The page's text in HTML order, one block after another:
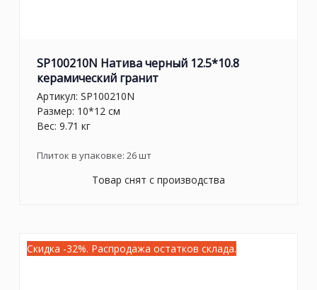
SP100210N Натива черный 12.5*10.8
керамический гранит
Артикул: SP100210N
Размер: 10*12 см
Вес: 9.71 кг
Плиток в упаковке: 26шт
Товар снят с производства
Скидка -32%. Распродажа остатков склада.